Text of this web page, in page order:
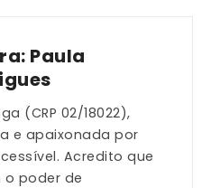
Paula
(CRP 02/18022),
e apaixonada por
Acredito que
poder de